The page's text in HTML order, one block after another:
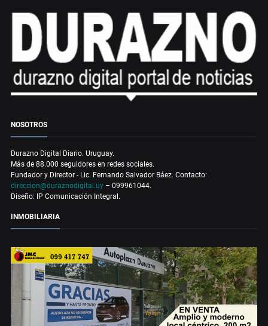
NOSOTROS
Durazno Digital Diario. Uruguay.
Más de 88.000 seguidores en redes sociales.
Fundador y Director - Lic. Fernando Salvador Báez. Contacto:
direccion@duraznodigital.uy – 099961044.
Diseño: IP Comunicación Integral.
INMOBILIARIA